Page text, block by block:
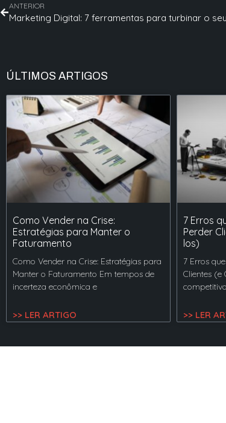
ANTERIOR
ÚLTIMOS ARTIGOS
Como Vender na Crise:
Estratégias para Manter o
Faturamento
Como Vender na Crise: Estratégias para
Manter o Faturamento Em tempos de
incerteza econômica e
>> LER ARTIGO
7 Erros
Perder
los)
7 Erros
Clientes (e
>> LER